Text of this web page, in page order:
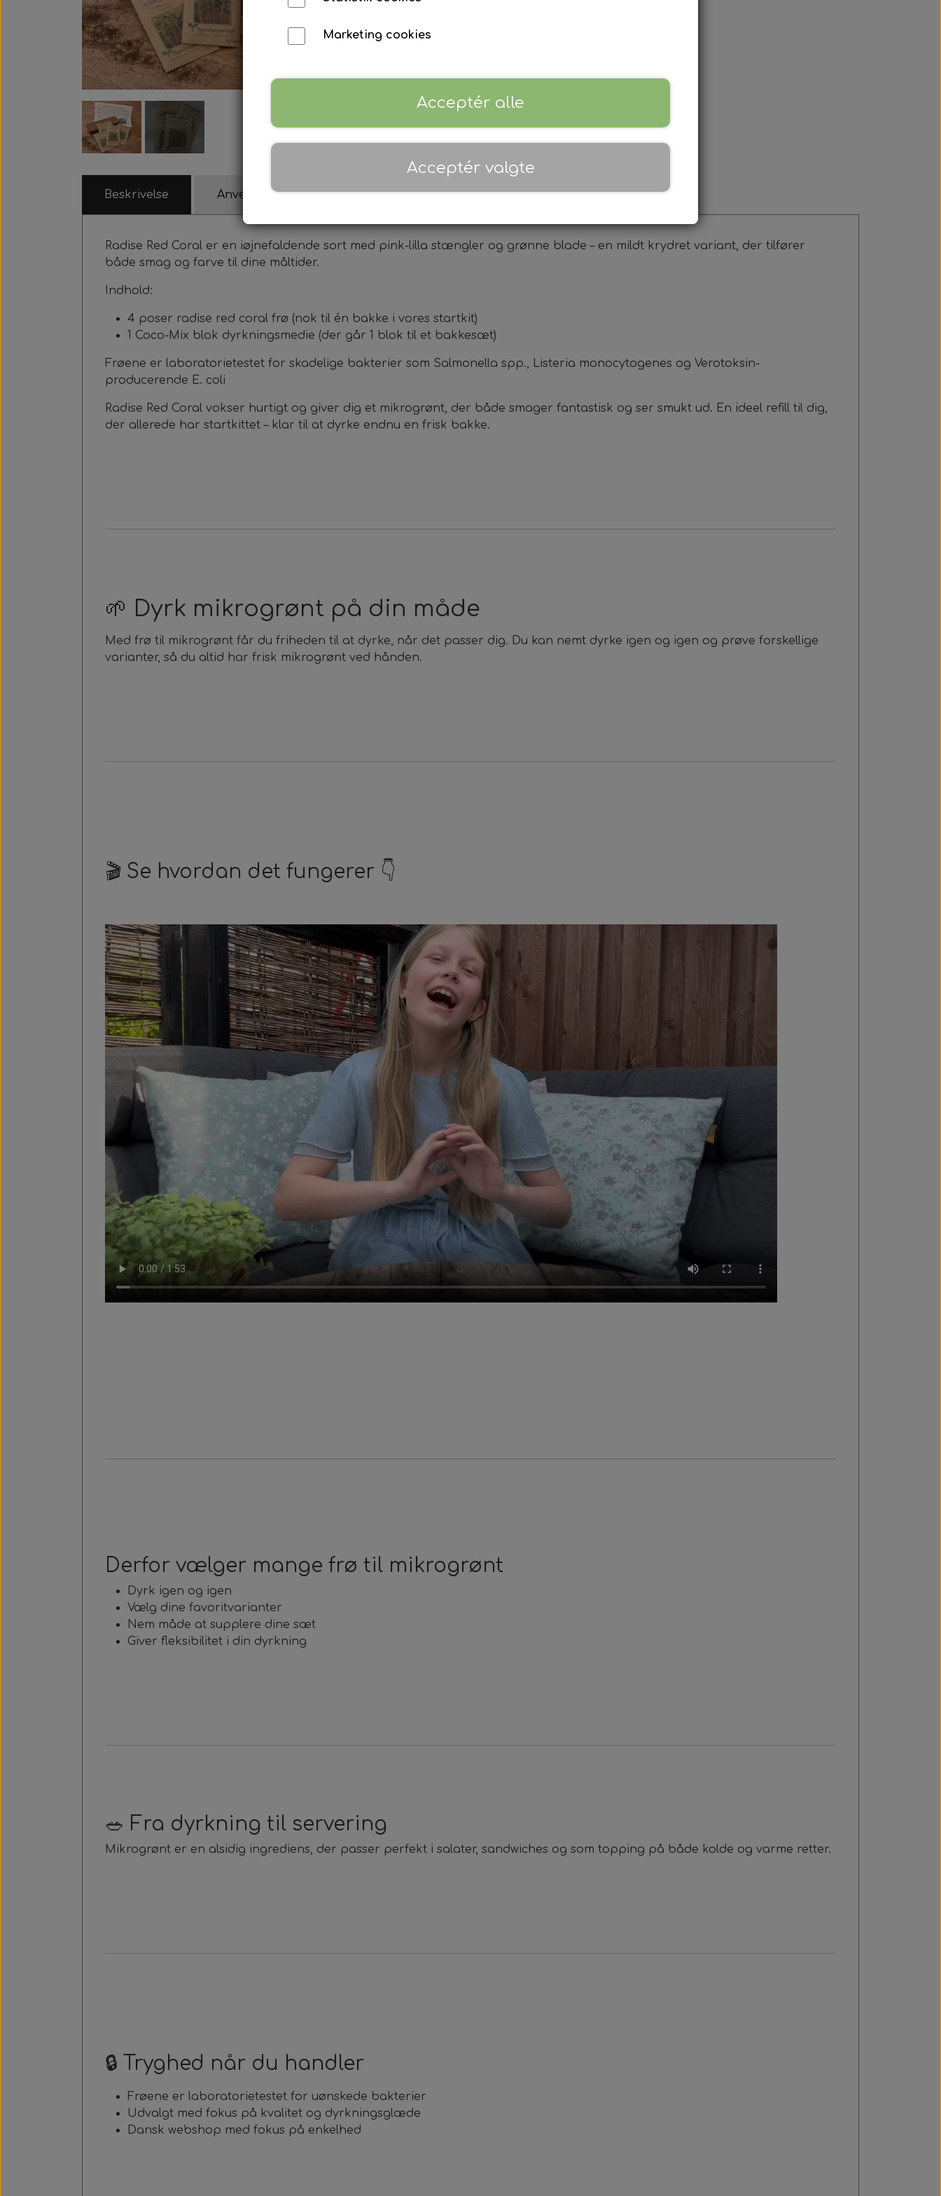
Beskrivelse Anvendelsesidéer
Radise Red Coral er en iøjnefaldende sort med pink-lilla stængler og grønne blade – en mildt krydret variant, der tilfører
både smag og farve til dine måltider.
Indhold:
4 poser radise red coral frø (nok til én bakke i vores startkit)
1 Coco-Mix blok dyrkningsmedie (der går 1 blok til et bakkesæt)
Frøene er laboratorietestet for skadelige bakterier som Salmonella spp., Listeria monocytogenes og Verotoksin-
producerende E. coli
Radise Red Coral vokser hurtigt og giver dig et mikrogrønt, der både smager fantastisk og ser smukt ud. En ideel refill til dig,
der allerede har startkittet – klar til at dyrke endnu en frisk bakke.
🌱 Dyrk mikrogrønt på din måde
Med frø til mikrogrønt får du friheden til at dyrke, når det passer dig. Du kan nemt dyrke igen og igen og prøve forskellige
varianter, så du altid har frisk mikrogrønt ved hånden.
🎬 Se hvordan det fungerer 👇
Derfor vælger mange frø til mikrogrønt
Dyrk igen og igen
Vælg dine favoritvarianter
Nem måde at supplere dine sæt
Giver fleksibilitet i din dyrkning
🥗 Fra dyrkning til servering
Mikrogrønt er en alsidig ingrediens, der passer perfekt i salater, sandwiches og som topping på både kolde og varme retter.
🔒 Tryghed når du handler
Frøene er laboratorietestet for uønskede bakterier
Udvalgt med fokus på kvalitet og dyrkningsglæde
Dansk webshop med fokus på enkelhed
Marketing cookies
Acceptér alle
Acceptér valgte